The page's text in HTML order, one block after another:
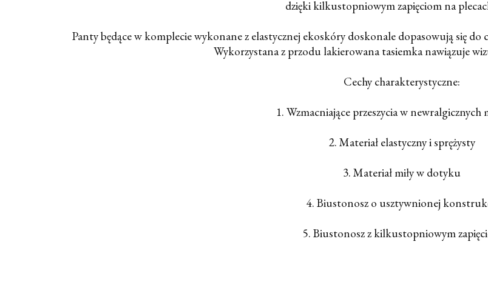
dzięki kilkustopniowym zapięciom na
Panty będące w komplecie wykonane z elastycznej ekoskóry doskonale dopasowują się do
Wykorzystana z przodu lakierowana tasiemka nawiązuje
Cechy charakterystyczne:
1. Wzmacniające przeszycia w newralgicznych
2. Materiał elastyczny i sprężysty
3. Materiał miły w dotyku
4. Biustonosz o usztywnionej
5. Biustonosz z kilkustopniowym